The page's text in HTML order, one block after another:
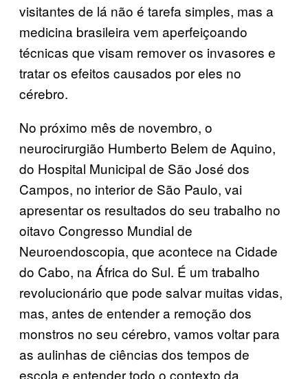
visitantes de lá não é tarefa simples, mas a
medicina brasileira vem aperfeiçoando
técnicas que visam remover os invasores e
tratar os efeitos causados por eles no
cérebro.
No próximo mês de novembro, o
neurocirurgião Humberto Belem de Aquino,
do Hospital Municipal de São José dos
Campos, no interior de São Paulo, vai
apresentar os resultados do seu trabalho no
oitavo Congresso Mundial de
Neuroendoscopia, que acontece na Cidade
do Cabo, na África do Sul. É um trabalho
revolucionário que pode salvar muitas vidas,
mas, antes de entender a remoção dos
monstros no seu cérebro, vamos voltar para
as aulinhas de ciências dos tempos de
escola e entender todo o contexto da